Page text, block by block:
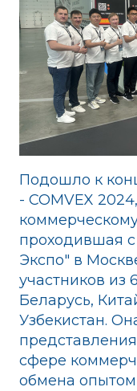
Подошло к
- COMVEX
проходившая
Экспо" в
участников из
Беларусь,
Узбекистан.
сфере
обмена